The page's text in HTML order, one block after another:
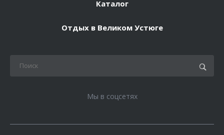
Каталог
Отдых в Великом Устюге
Мы в соцсетях